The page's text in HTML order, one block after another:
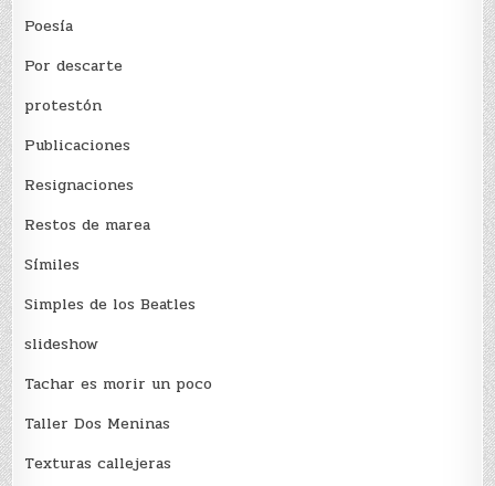
Poesía
Por descarte
protestón
Publicaciones
Resignaciones
Restos de marea
Sí­miles
Simples de los Beatles
slideshow
Tachar es morir un poco
Taller Dos Meninas
Texturas callejeras